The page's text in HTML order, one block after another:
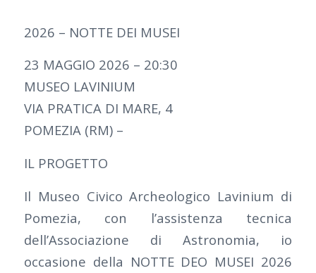
2026 – NOTTE DEI MUSEI
23 MAGGIO 2026 – 20:30
MUSEO LAVINIUM
VIA PRATICA DI MARE, 4
POMEZIA (RM) –
IL PROGETTO
Il Museo Civico Archeologico Lavinium di
Pomezia, con l’assistenza tecnica
dell’Associazione di Astronomia, io
occasione della NOTTE DEO MUSEI 2026